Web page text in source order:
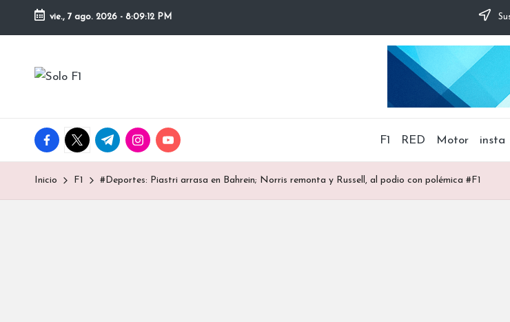
Saltar
contenido
vie., 7 ago. 2026 - 8:09:13 PM
S
l
o
F
Para
la
F1
facebook.com
twitter.com
t.me instagram.com
youtube.com F1 RED Motor insta
Inicio F1 #Deportes: Piastri arrasa en Bahrein; Norris remonta y Russell, al podio con polémica #F1